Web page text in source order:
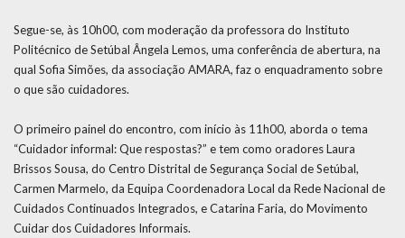
Segue-se, às 10h00, com moderação da professora do Instituto
Politécnico de Setúbal Ângela Lemos, uma conferência de abertura, na
qual Sofia Simões, da associação AMARA, faz o enquadramento sobre
o que são cuidadores.
O primeiro painel do encontro, com início às 11h00, aborda o tema
“Cuidador informal: Que respostas?” e tem como oradores Laura
Brissos Sousa, do Centro Distrital de Segurança Social de Setúbal,
Carmen Marmelo, da Equipa Coordenadora Local da Rede Nacional de
Cuidados Continuados Integrados, e Catarina Faria, do Movimento
Cuidar dos Cuidadores Informais.